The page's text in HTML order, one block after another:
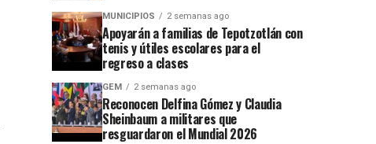
MUNICIPIOS 2 semanas ago
Apoyarán a familias de Tepotzotlán con
tenis y útiles escolares para el
regreso a clases
GEM 2 semanas ago
Reconocen Delfina Gómez y Claudia
Sheinbaum a militares que
resguardaron el Mundial 2026